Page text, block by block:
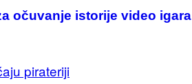
očuvanje istorije video igara